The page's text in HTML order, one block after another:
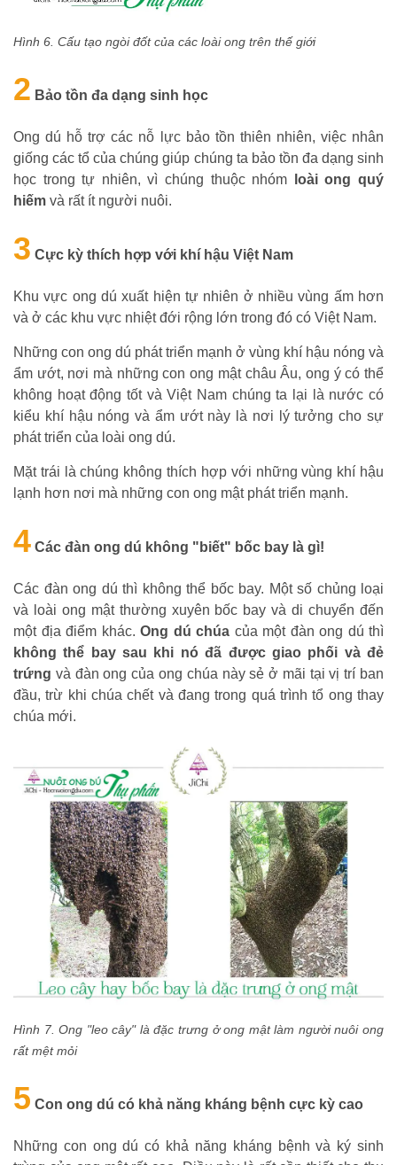
Hình 6. Cấu tạo ngòi đốt của các loài ong trên thế giới
2 Bảo tồn đa dạng sinh học
Ong dú hỗ trợ các nỗ lực bảo tồn thiên nhiên, việc nhân
giống các tổ của chúng giúp chúng ta bảo tồn đa dạng sinh
học trong tự nhiên, vì chúng thuộc nhóm
loài ong quý
hiếm và rất ít người nuôi.
3 Cực kỳ thích hợp với khí hậu Việt Nam
Khu vực ong dú xuất hiện tự nhiên ở nhiều vùng ấm hơn
và ở các khu vực nhiệt đới rộng lớn trong đó có Việt Nam.
Những con ong dú phát triển mạnh ở vùng khí hậu nóng và
ẩm ướt, nơi mà những con ong mật châu Âu, ong ý có thể
không hoạt động tốt và Việt Nam chúng ta lại là nước có
kiểu khí hậu nóng và ẩm ướt này là nơi lý tưởng cho sự
phát triển của loài ong dú.
Mặt trái là chúng không thích hợp với những vùng khí hậu
lạnh hơn nơi mà những con ong mật phát triển mạnh.
4 Các đàn ong dú không "biết" bốc bay là gì!
Các đàn ong dú thì không thể bốc bay. Một số chủng loại
và loài ong mật thường xuyên bốc bay và di chuyển đến
một địa điểm khác. Ong dú chúa của một đàn ong dú thì
không thể bay sau khi nó đã được giao phối và đẻ
trứng và đàn ong của ong chúa này sẻ ở mãi tại vị trí ban
đầu, trừ khi chúa chết và đang trong quá trình tổ ong thay
chúa mới.
Hình 7. Ong "leo cây" là đặc trưng ở ong mật làm người nuôi ong
rất mệt mỏi
5 Con ong dú có khả năng kháng bệnh cực kỳ cao
Những con ong dú có khả năng kháng bệnh và ký sinh